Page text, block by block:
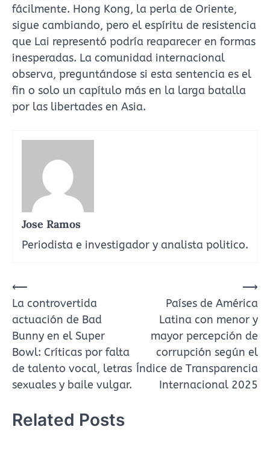
fácilmente. Hong Kong, la perla de Oriente,
sigue cambiando, pero el espíritu de resistencia
que Lai representó podría reaparecer en formas
inesperadas. La comunidad internacional
observa, preguntándose si esta sentencia es el
fin o solo un capítulo más en la larga batalla
por las libertades en Asia.
Jose Ramos
Periodista e investigador y analista politico.
Navegación
de
entradas
⟵
La controvertida
actuación de Bad
Bunny en el Super
Bowl: Críticas por falta
de talento vocal, letras
sexuales y baile vulgar.
Países de América
Latina con menor y
mayor percepción de
corrupción según el
Índice de Transparencia
Internacional 2025
⟶
Related Posts